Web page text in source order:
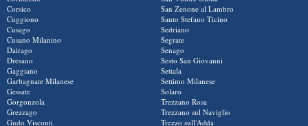
Corsico
Cuggiono
Cusago
Cusano Milanino
Dairago
Dresano
Gaggiano
Garbagnate Milanese
Gessate
Gorgonzola
Grezzago
Gudo Visconti
San Zenone al Lambro
Santo Stefano Ticino
Sedriano
Segrate
Senago
Sesto San Giovanni
Settala
Settimo Milanese
Solaro
Trezzano Rosa
Trezzano sul Naviglio
Trezzo sull'Adda